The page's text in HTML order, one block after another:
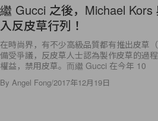
繼 Gucci 之後，Michael
入反皮草行列！
在時尚界，有不少高級品質都有推出皮草
備受爭議，反皮草人士認為製作皮草的過
權益，禁用皮草。而繼 Gucci 在今年 10
By Angel Fong/2017年12月19日